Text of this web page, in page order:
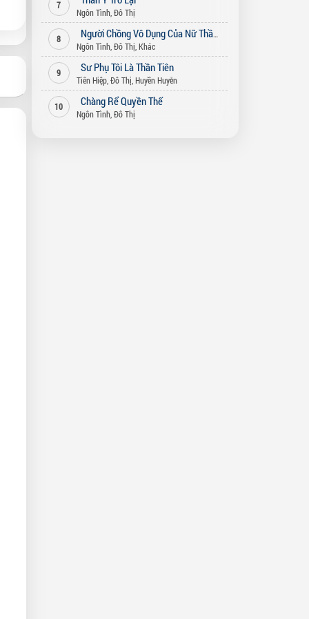
7
Ngôn Tình, Đô Thị
8
Người Chồng Vô Dụng Của Nữ Thần
Ngôn Tình, Đô Thị Khác
9 Sư Phụ Tôi Là Thần Tiên
Tiên Hiệp, Đô Thị Huyền Huyễn
10 Chàng Rể Quyền Thế
Ngôn Tình, Đô Thị